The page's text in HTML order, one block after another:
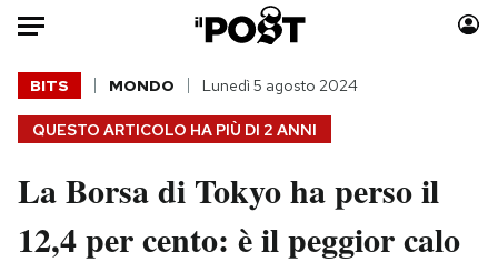
Auto
HOME
Italia
Politica
Moda
Consumismi
QUESTO ARTICOLO HA PIÙ DI 2 ANNI
BITS MONDO Lunedì 5 agosto 2024
La Borsa di Tokyo ha perso il
12,4 per cento: è il peggior calo